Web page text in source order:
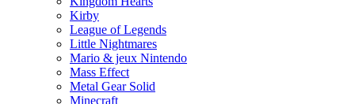
Kirby
League of Legends
Little Nightmares
Mario & jeux Nintendo
Mass Effect
Metal Gear Solid
Minecraft